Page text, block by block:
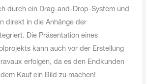
durch ein Drag-and-Drop-System und
direkt in die Anhänge der
Die Präsentation eines
kann auch vor der Erstellung
erfolgen, da es den Endkunden
Kauf ein Bild zu machen!